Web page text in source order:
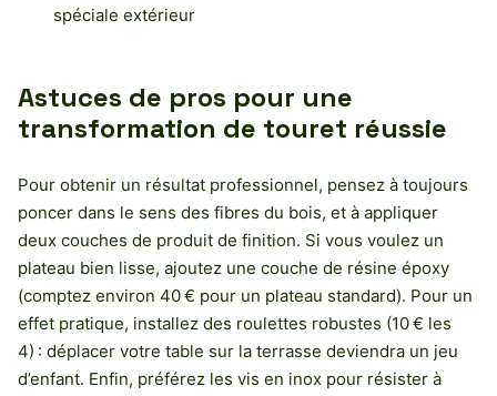
spéciale extérieur
Astuces de pros pour une
transformation de touret réussie
Pour obtenir un résultat professionnel, pensez à toujours
poncer dans le sens des fibres du bois, et à appliquer
deux couches de produit de finition. Si vous voulez un
plateau bien lisse, ajoutez une couche de résine époxy
(comptez environ 40 € pour un plateau standard). Pour un
effet pratique, installez des roulettes robustes (10 € les
4) : déplacer votre table sur la terrasse deviendra un jeu
d’enfant. Enfin, préférez les vis en inox pour résister à